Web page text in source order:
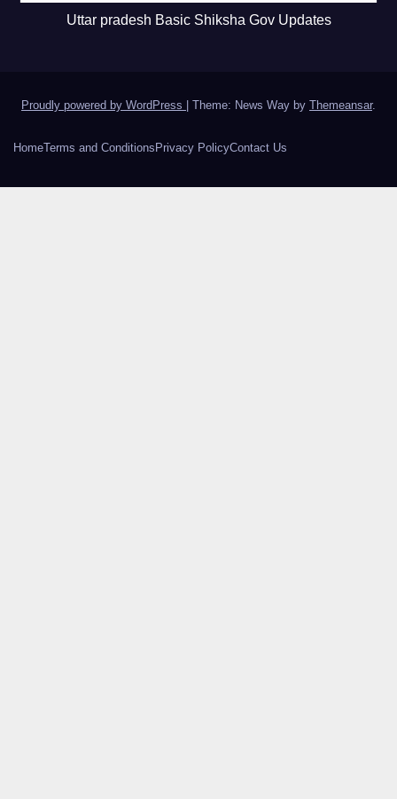
Uttar pradesh Basic Shiksha Gov Updates
Proudly powered by WordPress | Theme: News Way by Themeansar.
HomeTerms and Conditions Privacy PolicyContact Us